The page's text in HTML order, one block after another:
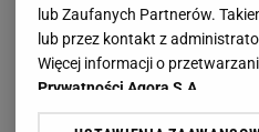
lub Zaufanych Partnerów.
lub przez kontakt z
Więcej informacji o
Prywatności Agora S.A.